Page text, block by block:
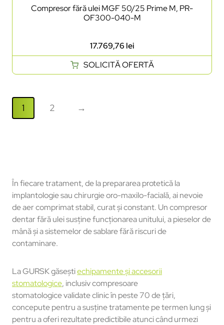
Compresor fără ulei MGF 50/25 Prime M, PR-
OF300-040-M
17.769,76 lei
SOLICITĂ OFERTĂ
1 2 →
În fiecare tratament, de la prepararea protetică la
implantologie sau chirurgie oro-maxilo-facială, ai nevoie
de aer comprimat stabil, curat și constant. Un compresor
dentar fără ulei susține funcționarea unitului, a pieselor de
mână și a sistemelor de sablare fără riscuri de
contaminare.
La GURSK găseștiechipamente și accesorii
stomatologice, inclusiv compresoare
stomatologice validate clinic în peste 70 de țări,
concepute pentru a susține tratamente pe termen lung și
pentru a oferi rezultate predictibile atunci când urmezi